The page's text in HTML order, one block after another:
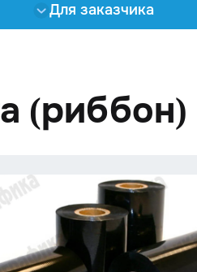
Для заказчика
(риббон)